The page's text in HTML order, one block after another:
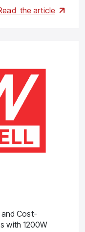
the article
and Cost-
with 1200W